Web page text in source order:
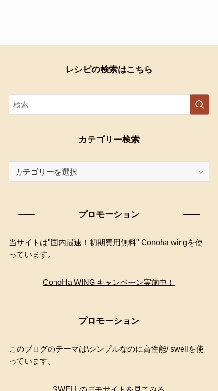
レシピの検索はこちら
カテゴリー検索
索
プロモーション
当サイトは"国内最速！初期費用無料" Conoha wingを使
っています。
ConoHa WING キャンペーン実施中！
プロモーション
このブログのテーマは\シンプルなのに高性能/ swellを使
っています。
SWELLのデモサイトを見てみる